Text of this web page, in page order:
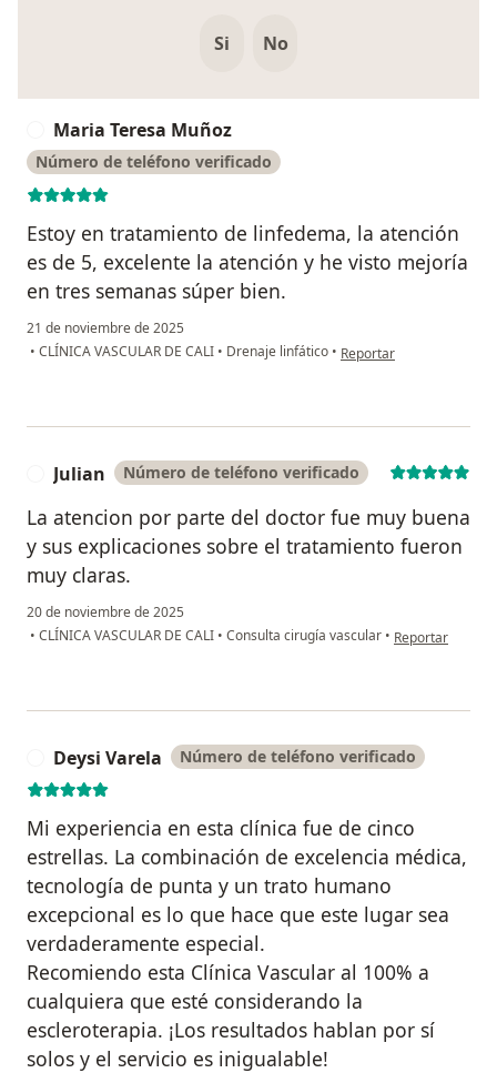
Si No
Maria Teresa Muñoz
Número de teléfono verificado
Estoy en tratamiento de linfedema, la atención
es de 5, excelente la atención y he visto mejoría
en tres semanas súper bien.
21 de noviembre de 2025
• CLÍNICA VASCULAR DE CALI • Drenaje linfático • en opinión del usuario
Reportar
Julian Número de teléfono verificado
La atencion por parte del doctor fue muy buena
y sus explicaciones sobre el tratamiento fueron
muy claras.
20 de noviembre de 2025
• CLÍNICA VASCULAR DE CALI • Consulta cirugía vascular • en opinión del
Reportar
Deysi Varela Número de teléfono verificado
Mi experiencia en esta clínica fue de cinco
estrellas. La combinación de excelencia médica,
tecnología de punta y un trato humano
excepcional es lo que hace que este lugar sea
verdaderamente especial.
Recomiendo esta Clínica Vascular al 100% a
cualquiera que esté considerando la
escleroterapia. ¡Los resultados hablan por sí
solos y el servicio es inigualable!